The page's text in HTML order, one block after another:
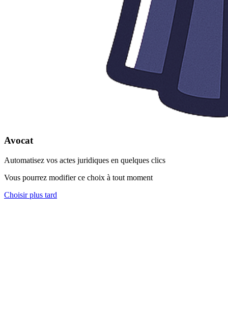
Avocat
Automatisez vos actes juridiques en quelques clics
Vous pourrez modifier ce choix à tout moment
Choisir plus tard